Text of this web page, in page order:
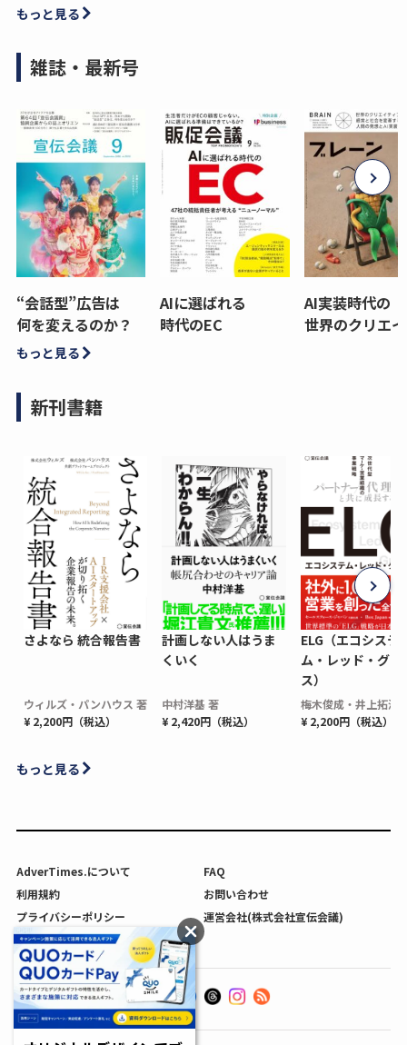
もっと見る
雑誌・最新号
“会話型”広告は
何を変えるのか？
AIに選ばれる
時代のEC
AI実装時代の
世界のクリエ
もっと見る
新刊書籍
さよなら 統合報告書
ウィルズ・パンハウス 著
¥ 2,200円（税込）
計画しない人はうま
くいく
中村洋基 著
¥ 2,420円（税込）
ELG（エコシステ
ム・レッド・グロ
ス）
梅木俊成・井上拓海
¥ 2,200円（税込）
もっと見る
AdverTimes.について
FAQ
利用規約
お問い合わせ
プライバシーポリシー
運営会社(株式会社宣伝会議)
利用者情報の外部送信について